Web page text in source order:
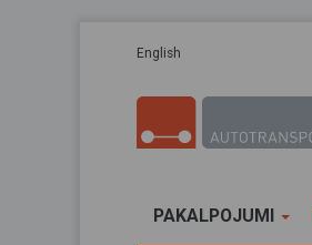
English
PAKALPOJUMI